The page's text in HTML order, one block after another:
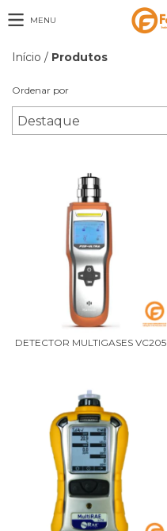
MENU
Início / Produtos
Ordenar por
DETECTOR MULTIGASES VC205